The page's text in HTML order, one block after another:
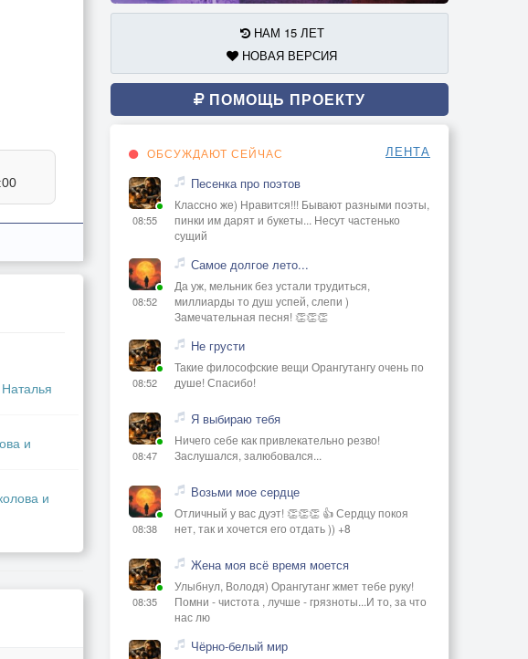
Наталья
и
и
НАМ 15 ЛЕТ
НОВАЯ ВЕРСИЯ
ПОМОЩЬ ПРОЕКТУ
ОБСУЖДАЮТ СЕЙЧАС ЛЕНТА
08:55
Песенка про поэтов
Классно же) Нравится!!! Бывают разными поэты,
пинки им дарят и букеты... Несут частенько
сущий
08:52
Самое долгое лето...
Да уж, мельник без устали трудиться,
миллиарды то душ успей, слепи )
Замечательная песня! 👏👏👏
08:52
Не грусти
Такие философские вещи Орангутангу очень по
душе! Спасибо!
08:47
Я выбираю тебя
Ничего себе как привлекательно резво!
Заслушался, залюбовался...
08:38
Возьми мое сердце
Отличный у вас дуэт! 👏👏👏 👍 Сердцу покоя
нет, так и хочется его отдать )) +8
08:35
Жена моя всё время моется
Улыбнул, Володя) Орангутанг жмет тебе руку!
Помни - чистота , лучше - грязноты...И то, за что
нас лю
Чёрно-белый мир